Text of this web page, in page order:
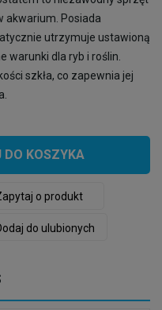
akwarium. Posiada
utrzymuje ustawioną
warunki dla ryb i roślin.
szkła, co zapewnia jej
DO KOSZYKA
o produkt
do ulubionych